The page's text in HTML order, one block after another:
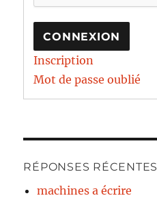
CONNEXION
Inscription
Mot de passe oublié
RÉPONSES RÉCENTES
machines a écrire